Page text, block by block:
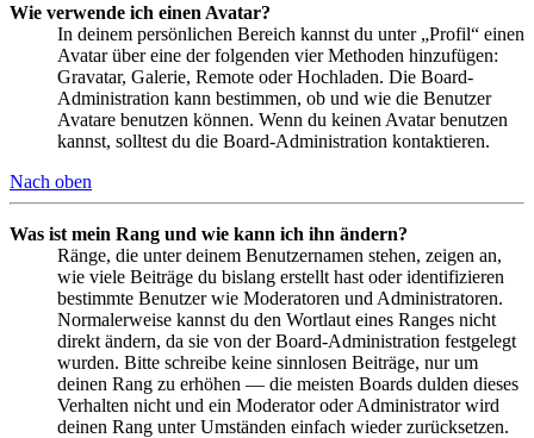
Wie verwende ich einen Avatar?
In deinem persönlichen Bereich kannst du unter „Profil“ einen
Avatar über eine der folgenden vier Methoden hinzufügen:
Gravatar, Galerie, Remote oder Hochladen. Die Board-
Administration kann bestimmen, ob und wie die Benutzer
Avatare benutzen können. Wenn du keinen Avatar benutzen
kannst, solltest du die Board-Administration kontaktieren.
Nach oben
Was ist mein Rang und wie kann ich ihn ändern?
Ränge, die unter deinem Benutzernamen stehen, zeigen an,
wie viele Beiträge du bislang erstellt hast oder identifizieren
bestimmte Benutzer wie Moderatoren und Administratoren.
Normalerweise kannst du den Wortlaut eines Ranges nicht
direkt ändern, da sie von der Board-Administration festgelegt
wurden. Bitte schreibe keine sinnlosen Beiträge, nur um
deinen Rang zu erhöhen — die meisten Boards dulden dieses
Verhalten nicht und ein Moderator oder Administrator wird
deinen Rang unter Umständen einfach wieder zurücksetzen.